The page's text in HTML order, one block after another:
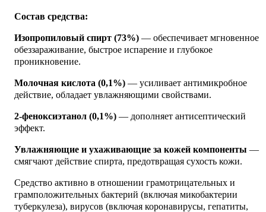
Состав средства:
Изопропиловый спирт (73%) — обеспечивает мгновенное
обеззараживание, быстрое испарение и глубокое
проникновение.
Молочная кислота (0,1%) — усиливает антимикробное
действие, обладает увлажняющими свойствами.
2-феноксиэтанол (0,1%) — дополняет антисептический
эффект.
Увлажняющие и ухаживающие за кожей компоненты —
смягчают действие спирта, предотвращая сухость кожи.
Средство активно в отношении грамотрицательных и
грамположительных бактерий (включая микобактерии
туберкулеза), вирусов (включая коронавирусы, гепатиты,